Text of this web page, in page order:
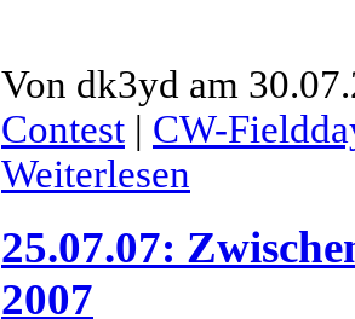
Von dk3yd am
Contest | CW-
Weiterlesen
25.07.07:
2007